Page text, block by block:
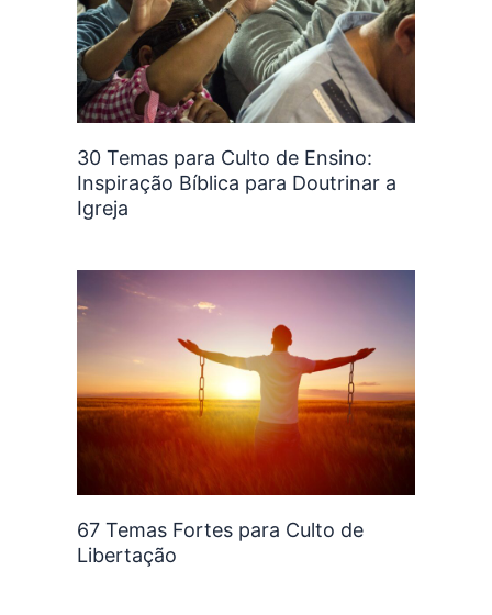
30 Temas para Culto de Ensino:
Inspiração Bíblica para Doutrinar a
Igreja
67 Temas Fortes para Culto de
Libertação